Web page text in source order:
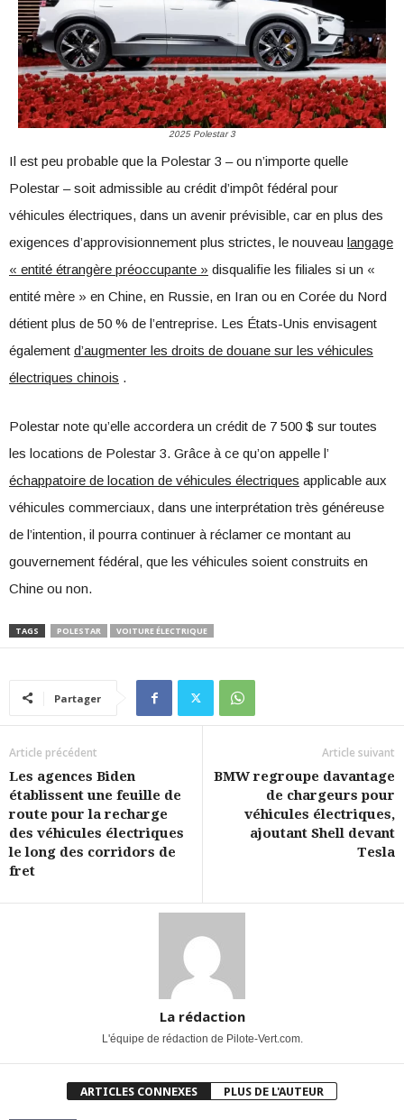
2025 Polestar 3
Il est peu probable que la Polestar 3 – ou n’importe quelle
Polestar – soit admissible au crédit d’impôt fédéral pour
véhicules électriques, dans un avenir prévisible, car en plus des
exigences d’approvisionnement plus strictes, le nouveau langage
« entité étrangère préoccupante » disqualifie les filiales si un «
entité mère » en Chine, en Russie, en Iran ou en Corée du Nord
détient plus de 50 % de l’entreprise. Les États-Unis envisagent
également d’augmenter les droits de douane sur les véhicules
électriques chinois .
Polestar note qu’elle accordera un crédit de 7 500 $ sur toutes
les locations de Polestar 3. Grâce à ce qu’on appelle l’
échappatoire de location de véhicules électriques applicable aux
véhicules commerciaux, dans une interprétation très généreuse
de l’intention, il pourra continuer à réclamer ce montant au
gouvernement fédéral, que les véhicules soient construits en
Chine ou non.
TAGS POLESTAR VOITURE ÉLECTRIQUE
Partager
Article précédent
Les agences Biden
établissent une feuille de
route pour la recharge
des véhicules électriques
le long des corridors de
fret
Article suivant
BMW regroupe davantage
de chargeurs pour
véhicules électriques,
ajoutant Shell devant
Tesla
La rédaction
L'équipe de rédaction de Pilote-Vert.com.
ARTICLES CONNEXES PLUS DE L'AUTEUR